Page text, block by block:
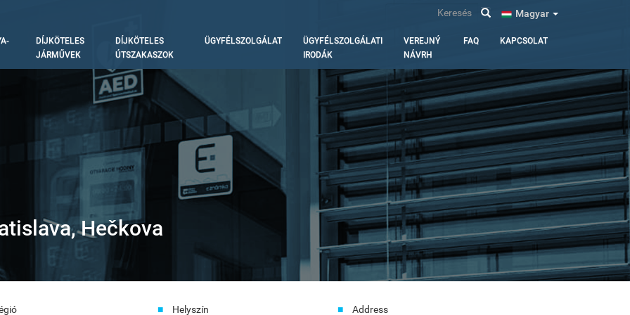
Magyar
Keresés
DÍJKÖTELES
JÁRMŰVEK
DÍJKÖTELES
ÚTSZAKASZOK
ÜGYFÉLSZOLGÁLAT
ÜGYFÉLSZOLGÁLATI
IRODÁK
VEREJNÝ
NÁVRH
FAQ KAPCSOLAT
Hečkova
Helyszín
Address